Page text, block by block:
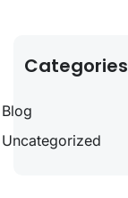
Categories
Blog
Uncategorized